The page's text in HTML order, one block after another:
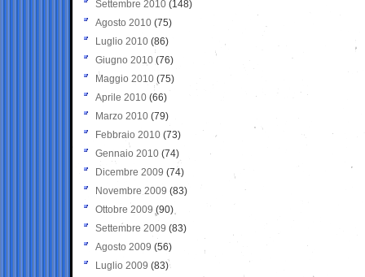
Settembre 2010 (148)
Agosto 2010 (75)
Luglio 2010 (86)
Giugno 2010 (76)
Maggio 2010 (75)
Aprile 2010 (66)
Marzo 2010 (79)
Febbraio 2010 (73)
Gennaio 2010 (74)
Dicembre 2009 (74)
Novembre 2009 (83)
Ottobre 2009 (90)
Settembre 2009 (83)
Agosto 2009 (56)
Luglio 2009 (83)